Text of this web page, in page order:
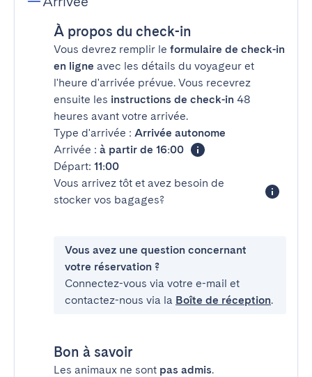
À propos du check-in
Vous devrez remplir le formulaire de check-in
en ligne avec les détails du voyageur et
l'heure d'arrivée prévue. Vous recevrez
ensuite les instructions de check-in 48
heures avant votre arrivée.
Type d'arrivée : Arrivée autonome
Arrivée : à partir de 16:00
Départ: 11:00
Vous arrivez tôt et avez besoin de
stocker vos bagages?
Vous avez une question concernant
votre réservation ?
Connectez-vous via votre e-mail et
contactez-nous via la Boîte de réception.
Bon à savoir
Les animaux ne sont pas admis.